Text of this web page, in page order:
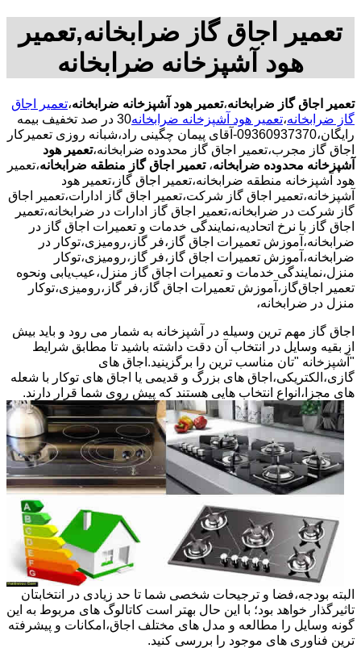
تعمیر اجاق گاز ضرابخانه,تعمیر
هود آشپزخانه ضرابخانه
تعمیر اجاق گاز ضرابخانه،تعمیر هود آشپزخانه ضرابخانه،تعمیر اجاق
گاز ضرابخانه،تعمیر هود آشپزخانه ضرابخانه
30 در صد تخفیف بیمه
رایگان،09360937370-آقای پیمان چگینی راد،شبانه روزی تعمیرکار
اجاق گاز مجرب،تعمیر اجاق گاز محدوده ضرابخانه،تعمیر هود
آشپزخانه محدوده ضرابخانه، تعمیر اجاق گاز منطقه ضرابخانه،تعمیر
هود آشپزخانه منطقه ضرابخانه،تعمیر اجاق گاز،تعمیر هود
آشپزخانه،تعمیر اجاق گاز شرکت،تعمیر اجاق گاز ادارات،تعمیر اجاق
گاز شرکت در ضرابخانه،تعمیر اجاق گاز ادارات در ضرابخانه،تعمیر
اجاق گاز با نرخ اتحادیه،نمایندگی خدمات و تعمیرات اجاق گاز در
ضرابخانه،آموزش تعمیرات اجاق گاز،فر گاز،رومیزی،توکار در
ضرابخانه،آموزش تعمیرات اجاق گاز،فر گاز،رومیزی،توکار
منزل،نمایندگی خدمات و تعمیرات اجاق گاز منزل،عیب‌یابی ونحوه
تعمیر اجاق‌گاز،آموزش تعمیرات اجاق گاز،فر گاز،رومیزی،توکار
منزل در ضرابخانه،
اجاق گاز مهم ترین وسیله در آشپزخانه به شمار می رود و باید بیش
از بقیه وسایل در انتخاب آن دقت داشته باشید تا مطابق شرایط
"آشپزخانه "تان مناسب ترین را برگزینید.اجاق های
گازی،الکتریکی،اجاق های بزرگ و قدیمی یا اجاق های توکار با شعله
های مجزا،انواع انتخاب هایی هستند که پیش روی شما قرار دارند.
البته بودجه،فضا و ترجیحات شخصی شما تا حد زیادی در انتخابتان
تاثیرگذار خواهد بود؛ با این حال بهتر است کاتالوگ های مربوط به این
گونه وسایل را مطالعه و مدل های مختلف اجاق،امکانات و پیشرفته
ترین فناوری های موجود را بررسی کنید.